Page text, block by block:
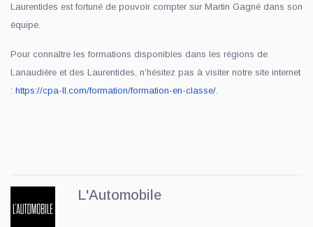
Laurentides est fortuné de pouvoir compter sur Martin Gagné dans son
équipe.
Pour connaître les formations disponibles dans les régions de
Lanaudière et des Laurentides, n’hésitez pas à visiter notre site internet
: https://cpa-ll.com/formation/formation-en-classe/
L'Automobile